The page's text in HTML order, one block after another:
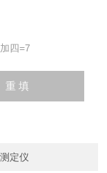
四=7
定仪